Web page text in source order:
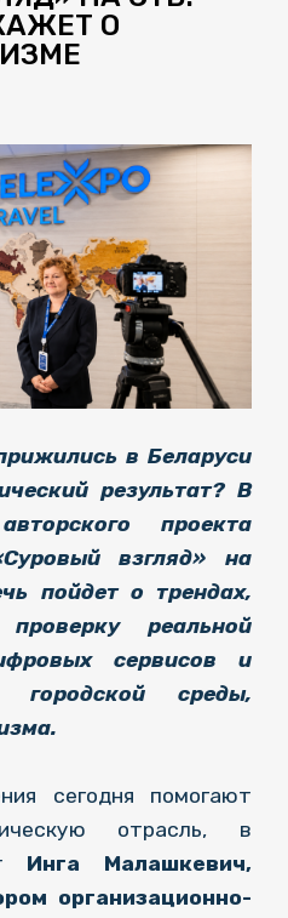
О
в Беларуси
результат? В
проекта
взгляд» на
пойдет о трендах,
реальной
сервисов и
городской среды,
сегодня помогают
отрасль, в
Инга Малашкевич,
организационно-